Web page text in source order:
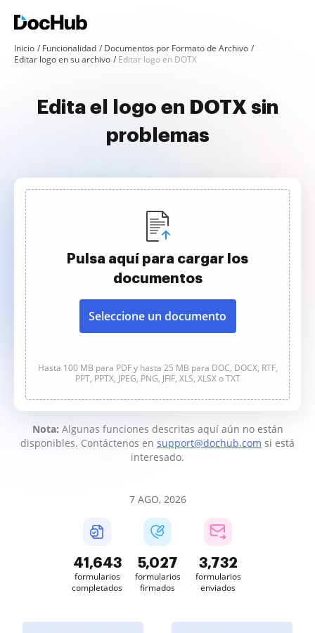
Inicio Funcionalidad
Documentos por Formato de Archivo
Editar logo en su archivo
Editar logo en DOTX
Edita el logo en DOTX sin
problemas
Pulsa aquí para cargar los
documentos
Seleccione un documento
Hasta 100 MB para PDF y hasta 25 MB para DOC, DOCX, RTF,
PPT, PPTX, JPEG, PNG, JFIF, XLS, XLSX o TXT
Nota: Algunas funciones descritas aquí aún no están
disponibles. Contáctenos en support@dochub.com si está
interesado.
7 AGO, 2026
41,645
formularios
completados
5,027
formularios
firmados
3,732
formularios
enviados